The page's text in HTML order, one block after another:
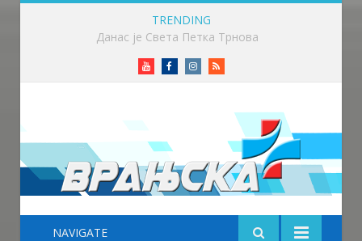
TRENDING
Данас је Света Петка Трнова
YoutubeFacebookInstagram
RSS
NAVIGATE